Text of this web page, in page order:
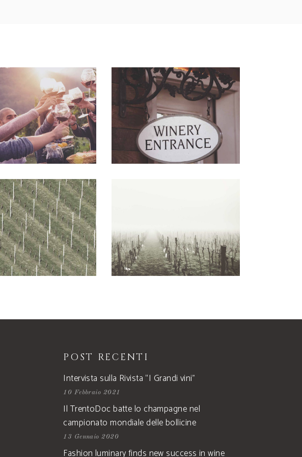
Desert Wine
Nature
Red Wine
Nature
Desert Wine
Nature
POST RECENTI
Intervista sulla Rivista “I Grandi vini”
10 Febbraio 2021
Il TrentoDoc batte lo champagne nel
campionato mondiale delle bollicine
13 Gennaio 2020
Fashion luminary finds new success in wine